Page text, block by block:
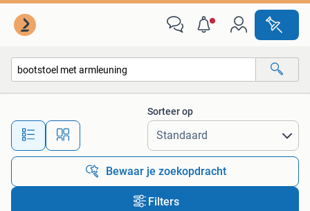
Alle afstanden…
Sorteer op
Bewaar je zoekopdracht
Filters